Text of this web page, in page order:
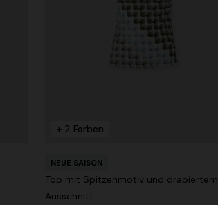
+ 2 Farben
NEUE SAISON
Top mit Spitzenmotiv und drapiertem
Ausschnitt